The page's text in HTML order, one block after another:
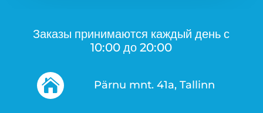
Заказы принимаются каждый день с
10:00 до 20:00
 Pärnu mnt. 41a, Tallinn